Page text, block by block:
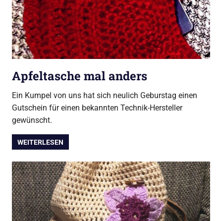
Apfeltasche mal anders
Ein Kumpel von uns hat sich neulich Geburstag einen
Gutschein für einen bekannten Technik-Hersteller
gewünscht.
WEITERLESEN